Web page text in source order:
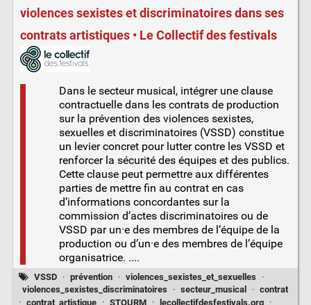
violences sexistes et discriminatoires dans ses
contrats artistiques • Le Collectif des festivals
Dans le secteur musical, intégrer une clause
contractuelle dans les contrats de production
sur la prévention des violences sexistes,
sexuelles et discriminatoires (VSSD) constitue
un levier concret pour lutter contre les VSSD et
renforcer la sécurité des équipes et des publics.
Cette clause peut permettre aux différentes
parties de mettre fin au contrat en cas
d’informations concordantes sur la
commission d’actes discriminatoires ou de
VSSD par un·e des membres de l’équipe de la
production ou d’un·e des membres de l’équipe
organisatrice. ....
VSSD · prévention · violences_sexistes_et_sexuelles
·
violences_sexistes_discriminatoires
· secteur_musical · contrat
· contrat_artistique · STOURM · lecollectifdesfestivals.org ·